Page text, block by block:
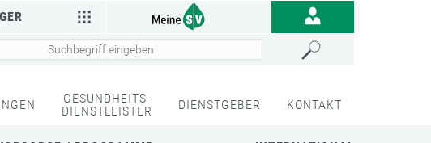
GESUNDHEITS-
DIENSTLEISTER
DIENSTGEBER KONTAKT